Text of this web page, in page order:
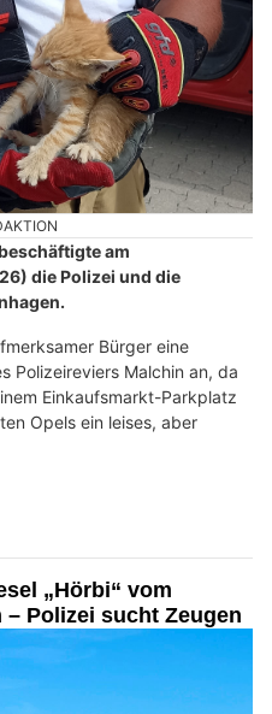
am
die Polizei und die
Bürger eine
Polizeireviers Malchin an, da
Einkaufsmarkt-Parkplatz
Opels ein leises, aber
„Hörbi“ vom
Polizei sucht Zeugen